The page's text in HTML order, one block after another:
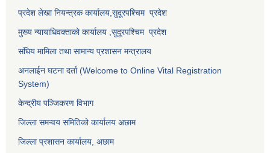
प्रदेश लेखा नियन्त्रक कार्यालय,सुदूरपश्चिम प्रदेश
मुख्य न्यायाधिवक्ताको कार्यालय ,सुदूरपश्चिम प्रदेश
संघिय मामिला तथा सामान्य प्रशासन मन्त्रालय
अनलाईन घटना दर्ता (Welcome to Online Vital Registration
System)
केन्द्रीय पञ्जिकरण विभाग
जिल्ला समन्वय समितिको कार्यालय अछाम
जिल्ला प्रशासन कार्यालय, अछाम